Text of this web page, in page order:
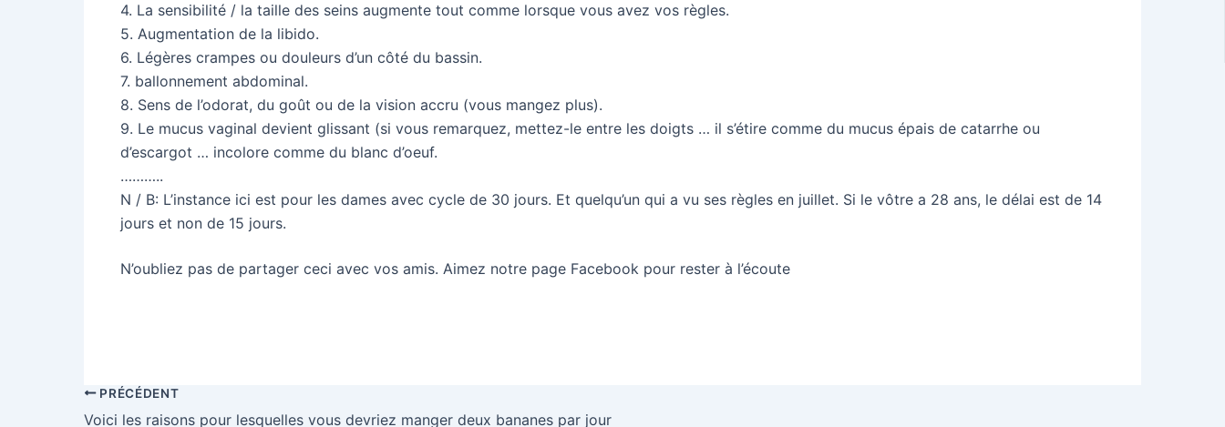
4. La sensibilité / la taille des seins augmente tout comme lorsque vous avez vos règles.
5. Augmentation de la libido.
6. Légères crampes ou douleurs d’un côté du bassin.
7. ballonnement abdominal.
8. Sens de l’odorat, du goût ou de la vision accru (vous mangez plus).
9. Le mucus vaginal devient glissant (si vous remarquez, mettez-le entre les doigts … il s’étire comme du mucus épais de catarrhe ou
d’escargot … incolore comme du blanc d’oeuf.
………..
N / B: L’instance ici est pour les dames avec cycle de 30 jours. Et quelqu’un qui a vu ses règles en juillet. Si le vôtre a 28 ans, le délai est de 14
jours et non de 15 jours.
N’oubliez pas de partager ceci avec vos amis. Aimez notre page Facebook pour rester à l’écoute
PRÉCÉDENT
Voici les raisons pour lesquelles vous devriez manger deux bananes par jour